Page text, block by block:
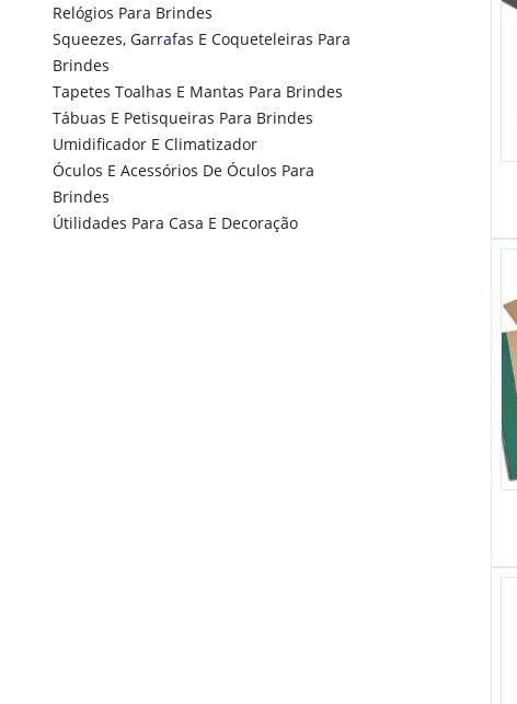
Relógios Para Brindes
Squeezes, Garrafas E Coqueteleiras Para
Brindes
Tapetes Toalhas E Mantas Para Brindes
Tábuas E Petisqueiras Para Brindes
Umidificador E Climatizador
Óculos E Acessórios De Óculos Para
Brindes
Útilidades Para Casa E Decoração